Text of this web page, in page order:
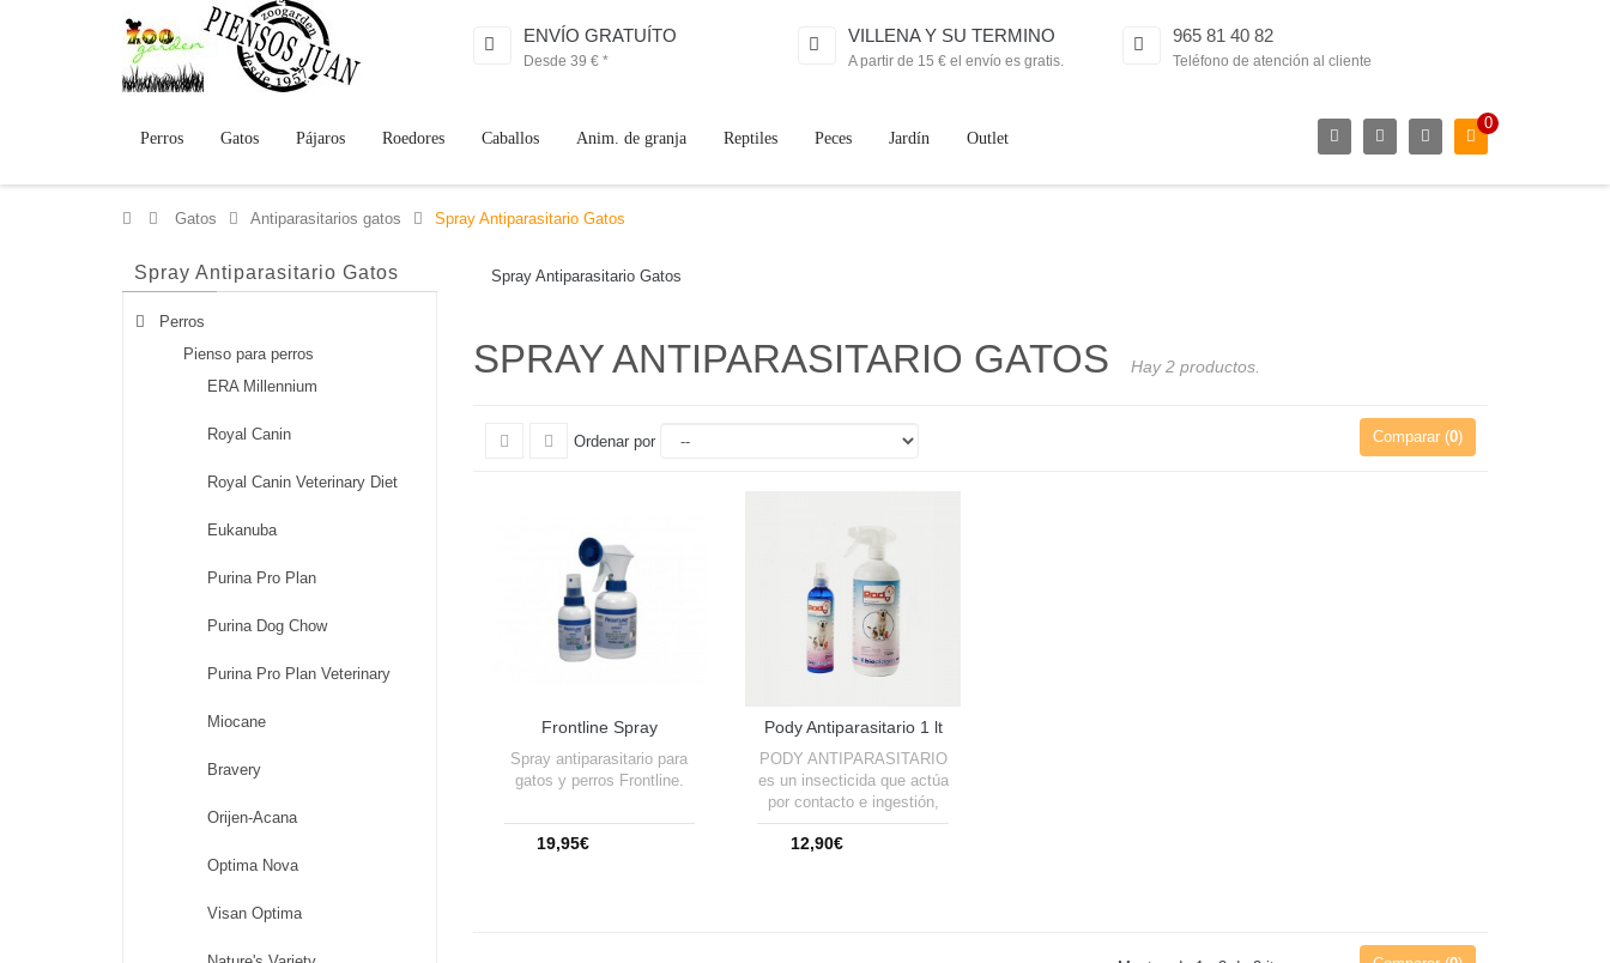
ENVÍO GRATUÍTO
Desde 39 € *
VILLENA Y SU TERMINO
A partir de 15 € el envío es gratis.
965 81 40 82
Teléfono de atención al cliente
Perros Gatos Pájaros Roedores Caballos Anim. de granja Reptiles Peces Jardín Outlet
0
> Gatos > Antiparasitarios gatos > Spray Antiparasitario Gatos
Spray Antiparasitario Gatos
Perros
Pienso para perros
ERA Millennium
Royal Canin
Royal Canin Veterinary Diet
Eukanuba
Purina Pro Plan
Purina Dog Chow
Purina Pro Plan Veterinary
Miocane
Bravery
Orijen-Acana
Optima Nova
Visan Optima
Spray Antiparasitario Gatos
SPRAY ANTIPARASITARIO GATOS Hay 2 productos.
Ordenar por Comparar (0)
Frontline Spray
Spray antiparasitario para
gatos y perros Frontline.
19,95€
Pody Antiparasitario 1 lt
PODY ANTIPARASITARIO
es un insecticida que actúa
por contacto e ingestión,
eliminando de forma eficaz
toda clase de insectos
12,90€